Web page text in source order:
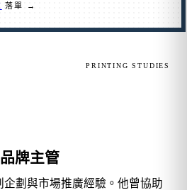
落單 →
PRINTING STUDIES
牌主管
企劃與市場推廣經驗。他曾協助